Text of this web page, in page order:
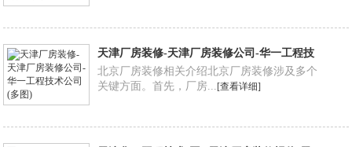
天津厂房装修-天津厂房装修公司-华一工程技
术公司(多图)
北京厂房装修相关介绍北京厂房装修涉及多个
关键方面。首先，厂房...[查看详细]